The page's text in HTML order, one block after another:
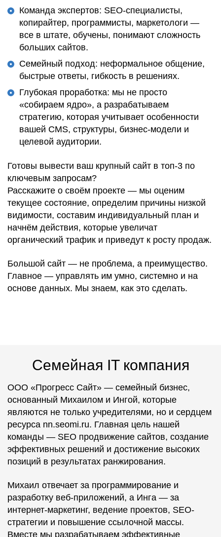
Команда экспертов: SEO-специалисты,
копирайтер, программисты, маркетологи —
все в штате, обучены, понимают сложность
больших сайтов.
Семейный подход: неформальное общение,
быстрые ответы, гибкость в решениях.
Глубокая проработка: мы не просто
«собираем ядро», а разрабатываем
стратегию, которая учитывает особенности
вашей CMS, структуры, бизнес-модели и
целевой аудитории.
Готовы вывести ваш крупный сайт в топ-3 по
ключевым запросам?
Расскажите о своём проекте — мы оценим
текущее состояние, определим причины низкой
видимости, составим индивидуальный план и
начнём действия, которые увеличат
органический трафик и приведут к росту продаж.
Большой сайт — не проблема, а преимущество.
Главное — управлять им умно, системно и на
основе данных. Мы знаем, как это сделать.
Семейная IT компания
ООО «Прогресс Сайт» — семейный бизнес,
основанный Михаилом и Ингой, которые
являются не только учредителями, но и сердцем
ресурса nn.seomi.ru. Главная цель нашей
команды — SEO продвижение сайтов, создание
эффективных решений и достижение высоких
позиций в результатах ранжирования.
Михаил отвечает за программирование и
разработку веб-приложений, а Инга — за
интернет-маркетинг, ведение проектов, SEO-
стратегии и повышение ссылочной массы.
Вместе мы разрабатываем эффективные